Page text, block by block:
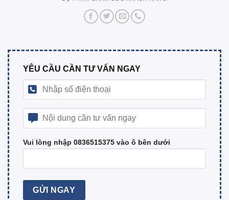
YÊU CẦU CẦN TƯ VẤN NGAY
Vui lòng nhập 0836515375 vào ô bên dưới